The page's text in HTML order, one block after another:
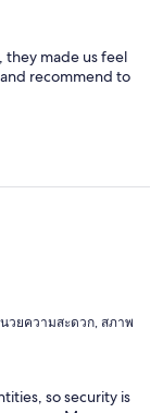
they made us feel
recommend to
วยความสะดวก, สภาพ
so security is